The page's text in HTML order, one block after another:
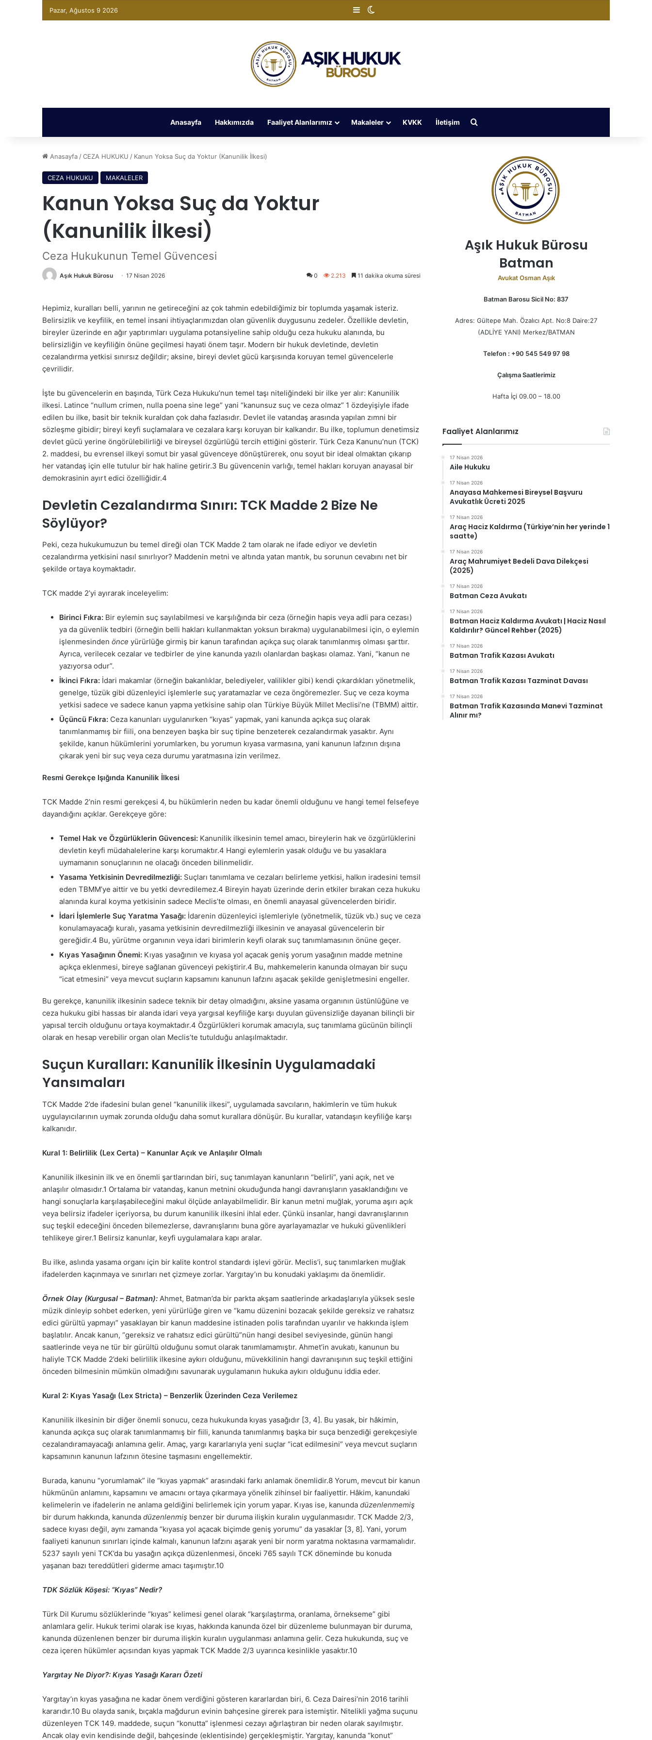
Pazar, Ağustos 9 2026 Kenar Bölmesi
Anasayfa Hakkımızda Faaliyet Alanlarımız Makaleler KVKK İletişim
Anasayfa /CEZA HUKUKU / Kanun Yoksa Suç da Yoktur (Kanunilik İlkesi)
CEZA HUKUKU MAKALELER
Kanun Yoksa Suç da Yoktur
(Kanunilik İlkesi)
Ceza Hukukunun Temel Güvencesi
Aşık Hukuk Bürosu 17 Nisan 2026 0 2.213 11 dakika okuma süresi
Hepimiz, kuralları belli, yarının ne getireceğini az çok tahmin edebildiğimiz bir toplumda yaşamak isteriz.
Belirsizlik ve keyfilik, en temel insani ihtiyaçlarımızdan olan güvenlik duygusunu zedeler. Özellikle devletin,
bireyler üzerinde en ağır yaptırımları uygulama potansiyeline sahip olduğu ceza hukuku alanında, bu
belirsizliğin ve keyfiliğin önüne geçilmesi hayati önem taşır. Modern bir hukuk devletinde, devletin
cezalandırma yetkisi sınırsız değildir; aksine, bireyi devlet gücü karşısında koruyan temel güvencelerle
çevrilidir.
İşte bu güvencelerin en başında, Türk Ceza Hukuku’nun temel taşı niteliğindeki bir ilke yer alır: Kanunilik
ilkesi. Latince “nullum crimen, nulla poena sine lege” yani “kanunsuz suç ve ceza olmaz” 1 özdeyişiyle ifade
edilen bu ilke, basit bir teknik kuraldan çok daha fazlasıdır. Devlet ile vatandaş arasında yapılan zımni bir
sözleşme gibidir; bireyi keyfi suçlamalara ve cezalara karşı koruyan bir kalkandır. Bu ilke, toplumun denetimsiz
devlet gücü yerine öngörülebilirliği ve bireysel özgürlüğü tercih ettiğini gösterir. Türk Ceza Kanunu’nun (TCK)
2. maddesi, bu evrensel ilkeyi somut bir yasal güvenceye dönüştürerek, onu soyut bir ideal olmaktan çıkarıp
her vatandaş için elle tutulur bir hak haline getirir.3 Bu güvencenin varlığı, temel hakları koruyan anayasal bir
demokrasinin ayırt edici özelliğidir.4
Devletin Cezalandırma Sınırı: TCK Madde 2 Bize Ne
Söylüyor?
Peki, ceza hukukumuzun bu temel direği olan TCK Madde 2 tam olarak ne ifade ediyor ve devletin
cezalandırma yetkisini nasıl sınırlıyor? Maddenin metni ve altında yatan mantık, bu sorunun cevabını net bir
şekilde ortaya koymaktadır.
TCK madde 2’yi ayırarak inceleyelim:
Birinci Fıkra: Bir eylemin suç sayılabilmesi ve karşılığında bir ceza (örneğin hapis veya adli para cezası)
ya da güvenlik tedbiri (örneğin belli hakları kullanmaktan yoksun bırakma) uygulanabilmesi için, o eylemin
işlenmesinden önce yürürlüğe girmiş bir kanun tarafından açıkça suç olarak tanımlanmış olması şarttır.
Ayrıca, verilecek cezalar ve tedbirler de yine kanunda yazılı olanlardan başkası olamaz. Yani, “kanun ne
yazıyorsa odur”.
İkinci Fıkra: İdari makamlar (örneğin bakanlıklar, belediyeler, valilikler gibi) kendi çıkardıkları yönetmelik,
genelge, tüzük gibi düzenleyici işlemlerle suç yaratamazlar ve ceza öngöremezler. Suç ve ceza koyma
yetkisi sadece ve sadece kanun yapma yetkisine sahip olan Türkiye Büyük Millet Meclisi’ne (TBMM) aittir.
Üçüncü Fıkra: Ceza kanunları uygulanırken “kıyas” yapmak, yani kanunda açıkça suç olarak
tanımlanmamış bir fiili, ona benzeyen başka bir suç tipine benzeterek cezalandırmak yasaktır. Aynı
şekilde, kanun hükümlerini yorumlarken, bu yorumun kıyasa varmasına, yani kanunun lafzının dışına
çıkarak yeni bir suç veya ceza durumu yaratmasına izin verilmez.
Resmi Gerekçe Işığında Kanunilik İlkesi
TCK Madde 2’nin resmi gerekçesi 4, bu hükümlerin neden bu kadar önemli olduğunu ve hangi temel felsefeye
dayandığını açıklar. Gerekçeye göre:
Temel Hak ve Özgürlüklerin Güvencesi: Kanunilik ilkesinin temel amacı, bireylerin hak ve özgürlüklerini
devletin keyfi müdahalelerine karşı korumaktır.4 Hangi eylemlerin yasak olduğu ve bu yasaklara
uymamanın sonuçlarının ne olacağı önceden bilinmelidir.
Yasama Yetkisinin Devredilmezliği: Suçları tanımlama ve cezaları belirleme yetkisi, halkın iradesini temsil
eden TBMM’ye aittir ve bu yetki devredilemez.4 Bireyin hayatı üzerinde derin etkiler bırakan ceza hukuku
alanında kural koyma yetkisinin sadece Meclis’te olması, en önemli anayasal güvencelerden biridir.
İdari İşlemlerle Suç Yaratma Yasağı: İdarenin düzenleyici işlemleriyle (yönetmelik, tüzük vb.) suç ve ceza
konulamayacağı kuralı, yasama yetkisinin devredilmezliği ilkesinin ve anayasal güvencelerin bir
gereğidir.4 Bu, yürütme organının veya idari birimlerin keyfi olarak suç tanımlamasının önüne geçer.
Kıyas Yasağının Önemi: Kıyas yasağının ve kıyasa yol açacak geniş yorum yasağının madde metnine
açıkça eklenmesi, bireye sağlanan güvenceyi pekiştirir.4 Bu, mahkemelerin kanunda olmayan bir suçu
“icat etmesini” veya mevcut suçların kapsamını kanunun lafzını aşacak şekilde genişletmesini engeller.
Bu gerekçe, kanunilik ilkesinin sadece teknik bir detay olmadığını, aksine yasama organının üstünlüğüne ve
ceza hukuku gibi hassas bir alanda idari veya yargısal keyfiliğe karşı duyulan güvensizliğe dayanan bilinçli bir
yapısal tercih olduğunu ortaya koymaktadır.4 Özgürlükleri korumak amacıyla, suç tanımlama gücünün bilinçli
olarak en hesap verebilir organ olan Meclis’te tutulduğu anlaşılmaktadır.
Suçun Kuralları: Kanunilik İlkesinin Uygulamadaki
Yansımaları
TCK Madde 2’de ifadesini bulan genel “kanunilik ilkesi”, uygulamada savcıların, hakimlerin ve tüm hukuk
uygulayıcılarının uymak zorunda olduğu daha somut kurallara dönüşür. Bu kurallar, vatandaşın keyfiliğe karşı
kalkanıdır.
Kural 1: Belirlilik (Lex Certa) – Kanunlar Açık ve Anlaşılır Olmalı
Kanunilik ilkesinin ilk ve en önemli şartlarından biri, suç tanımlayan kanunların “belirli”, yani açık, net ve
anlaşılır olmasıdır.1 Ortalama bir vatandaş, kanun metnini okuduğunda hangi davranışların yasaklandığını ve
hangi sonuçlarla karşılaşabileceğini makul ölçüde anlayabilmelidir. Bir kanun metni muğlak, yoruma aşırı açık
veya belirsiz ifadeler içeriyorsa, bu durum kanunilik ilkesini ihlal eder. Çünkü insanlar, hangi davranışlarının
suç teşkil edeceğini önceden bilemezlerse, davranışlarını buna göre ayarlayamazlar ve hukuki güvenlikleri
tehlikeye girer.1 Belirsiz kanunlar, keyfi uygulamalara kapı aralar.
Bu ilke, aslında yasama organı için bir kalite kontrol standardı işlevi görür. Meclis’i, suç tanımlarken muğlak
ifadelerden kaçınmaya ve sınırları net çizmeye zorlar. Yargıtay’ın bu konudaki yaklaşımı da önemlidir.
Örnek Olay (Kurgusal – Batman): Ahmet, Batman’da bir parkta akşam saatlerinde arkadaşlarıyla yüksek sesle
müzik dinleyip sohbet ederken, yeni yürürlüğe giren ve “kamu düzenini bozacak şekilde gereksiz ve rahatsız
edici gürültü yapmayı” yasaklayan bir kanun maddesine istinaden polis tarafından uyarılır ve hakkında işlem
başlatılır. Ancak kanun, “gereksiz ve rahatsız edici gürültü”nün hangi desibel seviyesinde, günün hangi
saatlerinde veya ne tür bir gürültü olduğunu somut olarak tanımlamamıştır. Ahmet’in avukatı, kanunun bu
haliyle TCK Madde 2’deki belirlilik ilkesine aykırı olduğunu, müvekkilinin hangi davranışının suç teşkil ettiğini
önceden bilmesinin mümkün olmadığını savunarak uygulamanın hukuka aykırı olduğunu iddia eder.
Kural 2: Kıyas Yasağı (Lex Stricta) – Benzerlik Üzerinden Ceza Verilemez
Kanunilik ilkesinin bir diğer önemli sonucu, ceza hukukunda kıyas yasağıdır [3, 4]. Bu yasak, bir hâkimin,
kanunda açıkça suç olarak tanımlanmamış bir fiili, kanunda tanımlanmış başka bir suça benzediği gerekçesiyle
cezalandıramayacağı anlamına gelir. Amaç, yargı kararlarıyla yeni suçlar “icat edilmesini” veya mevcut suçların
kapsamının kanunun lafzının ötesine taşmasını engellemektir.
Burada, kanunu “yorumlamak” ile “kıyas yapmak” arasındaki farkı anlamak önemlidir.8 Yorum, mevcut bir kanun
hükmünün anlamını, kapsamını ve amacını ortaya çıkarmaya yönelik zihinsel bir faaliyettir. Hâkim, kanundaki
kelimelerin ve ifadelerin ne anlama geldiğini belirlemek için yorum yapar. Kıyas ise, kanunda düzenlenmemiş
bir durum hakkında, kanunda düzenlenmiş benzer bir duruma ilişkin kuralın uygulanmasıdır. TCK Madde 2/3,
sadece kıyası değil, aynı zamanda “kıyasa yol açacak biçimde geniş yorumu” da yasaklar [3, 8]. Yani, yorum
faaliyeti kanunun sınırları içinde kalmalı, kanunun lafzını aşarak yeni bir norm yaratma noktasına varmamalıdır.
5237 sayılı yeni TCK’da bu yasağın açıkça düzenlenmesi, önceki 765 sayılı TCK döneminde bu konuda
yaşanan bazı tereddütleri giderme amacı taşımıştır.10
TDK Sözlük Köşesi: “Kıyas” Nedir?
Türk Dil Kurumu sözlüklerinde “kıyas” kelimesi genel olarak “karşılaştırma, oranlama, örnekseme” gibi
anlamlara gelir. Hukuk terimi olarak ise kıyas, hakkında kanunda özel bir düzenleme bulunmayan bir duruma,
kanunda düzenlenen benzer bir duruma ilişkin kuralın uygulanması anlamına gelir. Ceza hukukunda, suç ve
ceza içeren hükümler açısından kıyas yapmak TCK Madde 2/3 uyarınca kesinlikle yasaktır.10
Yargıtay Ne Diyor?: Kıyas Yasağı Kararı Özeti
Yargıtay’ın kıyas yasağına ne kadar önem verdiğini gösteren kararlardan biri, 6. Ceza Dairesi’nin 2016 tarihli
kararıdır.10 Bu olayda sanık, bıçakla mağdurun evinin bahçesine girerek para istemiştir. Nitelikli yağma suçunu
düzenleyen TCK 149. maddede, suçun “konutta” işlenmesi cezayı ağırlaştıran bir neden olarak sayılmıştır.
Ancak olay evin kendisinde değil, bahçesinde (eklentisinde) gerçekleşmiştir. Yargıtay, kanunda “konut”
Aşık Hukuk Bürosu
Batman
Avukat Osman Aşık
Batman Barosu Sicil No: 837
Adres: Gültepe Mah. Özalıcı Apt. No:8 Daire:27
(ADLİYE YANI) Merkez/BATMAN
Telefon : +90 545 549 97 98
Çalışma Saatlerimiz
Hafta İçi 09.00 – 18.00
Faaliyet Alanlarımız
17 Nisan 2026
Aile Hukuku
17 Nisan 2026
Anayasa Mahkemesi Bireysel Başvuru
Avukatlık Ücreti 2025
17 Nisan 2026
Araç Haciz Kaldırma (Türkiye’nin her yerinde 1
saatte)
17 Nisan 2026
Araç Mahrumiyet Bedeli Dava Dilekçesi
(2025)
17 Nisan 2026
Batman Ceza Avukatı
17 Nisan 2026
Batman Haciz Kaldırma Avukatı | Haciz Nasıl
Kaldırılır? Güncel Rehber (2025)
17 Nisan 2026
Batman Trafik Kazası Avukatı
17 Nisan 2026
Batman Trafik Kazası Tazminat Davası
17 Nisan 2026
Batman Trafik Kazasında Manevi Tazminat
Alınır mı?